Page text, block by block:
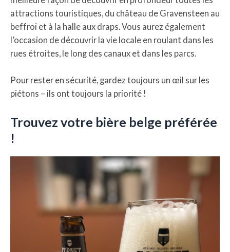
attractions touristiques, du château de Gravensteen au
beffroi et à la halle aux draps. Vous aurez également
l’occasion de découvrir la vie locale en roulant dans les
rues étroites, le long des canaux et dans les parcs.
Pour rester en sécurité, gardez toujours un œil sur les
piétons – ils ont toujours la priorité !
Trouvez votre bière belge préférée
!